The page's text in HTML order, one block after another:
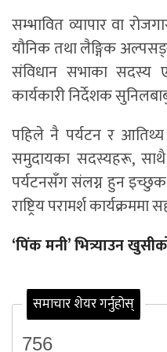
सम्भावित व्यापार वा
यौनिक तथा लैङ्गिक
संविधान सभाका सदस्य
कार्यकारी निर्देशक
पहिले नै पर्यटन र आतिथ्य
समुदायका सदस्यहरू,
पर्यटनसँग संलग्न हुन इच्छुक
राष्ट्रिय परामर्श
‘पिंक मनी’ भित्र्याउन
समाचार शेयर गर्नुहोस्
756